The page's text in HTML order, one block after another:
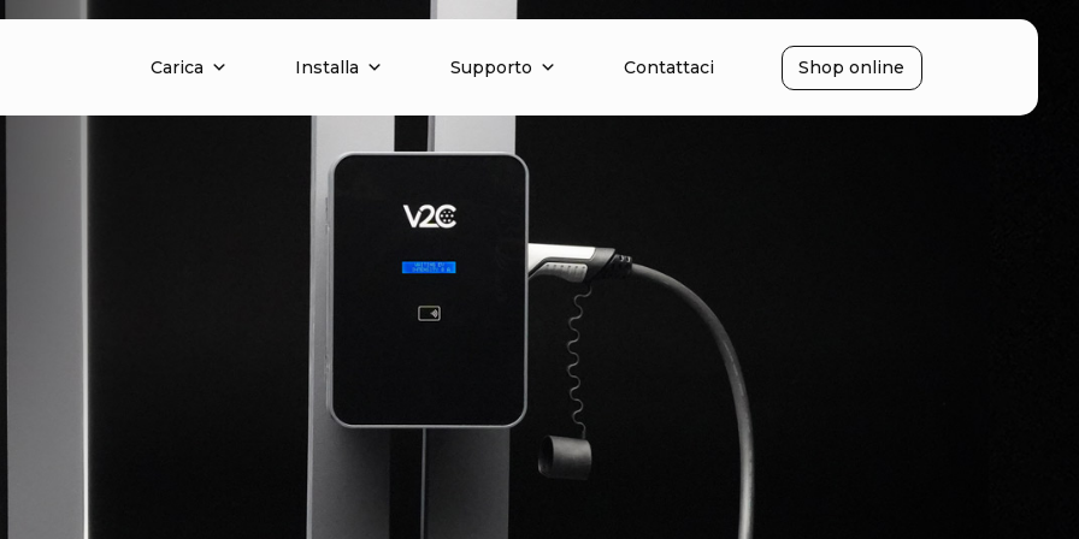
Carica Installa Supporto Contattaci Shop online